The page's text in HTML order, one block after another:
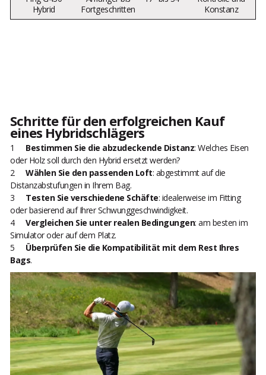
Hybrid
Fortgeschritten
Konstanz
Schritte für den erfolgreichen Kauf
eines Hybridschlägers
Bestimmen Sie die abzudeckende Distanz: Welches Eisen
oder Holz soll durch den Hybrid ersetzt werden?
Wählen Sie den passenden Loft: abgestimmt auf die
Distanzabstufungen in Ihrem Bag.
Testen Sie verschiedene Schäfte: idealerweise im Fitting
oder basierend auf Ihrer Schwunggeschwindigkeit.
Vergleichen Sie unter realen Bedingungen: am besten im
Simulator oder auf dem Platz.
Überprüfen Sie die Kompatibilität mit dem Rest Ihres
Bags.